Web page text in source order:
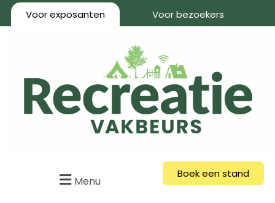
Voor exposanten Voor bezoekers
Menu
Boek een stand